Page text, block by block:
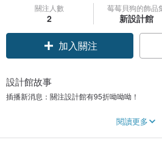
關注人數
2
莓莓貝狗的飾品
新設計館
加入關注
設計館故事
插播新消息：關注設計館有95折呦呦呦！
莓莓貝狗是一個以簡約日常為核心的日系飾品
閱讀更多